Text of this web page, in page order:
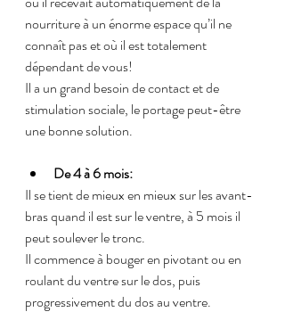
nourriture à un énorme espace qu’il ne
connaît pas et où il est totalement
dépendant de vous!
Il a un grand besoin de contact et de
stimulation sociale, le portage peut-être
une bonne solution.
De 4 à 6 mois:
Il se tient de mieux en mieux sur les avant-
bras quand il est sur le ventre, à 5 mois il
peut soulever le tronc.
Il commence à bouger en pivotant ou en
roulant du ventre sur le dos, puis
progressivement du dos au ventre.